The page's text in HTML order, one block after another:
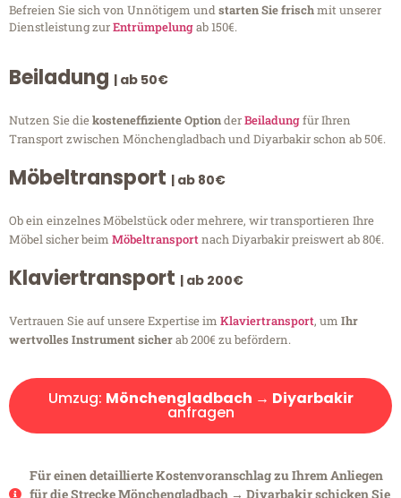
Befreien Sie sich von Unnötigem undstarten Sie frischmit unserer
Dienstleistung zurEntrümpelungab 150€.
Beiladung | ab 50€
Nutzen Sie diekosteneffiziente OptionderBeiladungfür Ihren
Transport zwischen Mönchengladbach und Diyarbakir schon ab 50€.
Möbeltransport | ab 80€
Ob ein einzelnes Möbelstück oder mehrere, wir transportieren Ihre
Möbel sicher beim Möbeltransportnach Diyarbakir preiswert ab 80€.
Klaviertransport | ab 200€
Vertrauen Sie auf unsere Expertise im Klaviertransport, um Ihr
wertvolles Instrument sicherab 200€ zu befördern.
Umzug: Mönchengladbach → Diyarbakir
anfragen
Für einen detaillierte Kostenvoranschlag zu Ihrem Anliegen
für die Strecke Mönchengladbach → Diyarbakir schicken Sie